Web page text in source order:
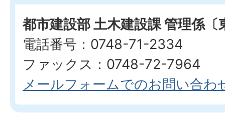
都市建設部 土木建設課 管理係〔
電話番号：0748-71-2334
ファックス：0748-72-7964
メールフォームでのお問い合わ